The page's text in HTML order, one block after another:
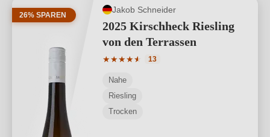
26% SPAREN
Jakob Schneider
2025 Kirschheck Riesling
von den Terrassen
★★★★★
★
Durchschnittliche Bewertung von 4.85
13
Nahe
Riesling
Trocken